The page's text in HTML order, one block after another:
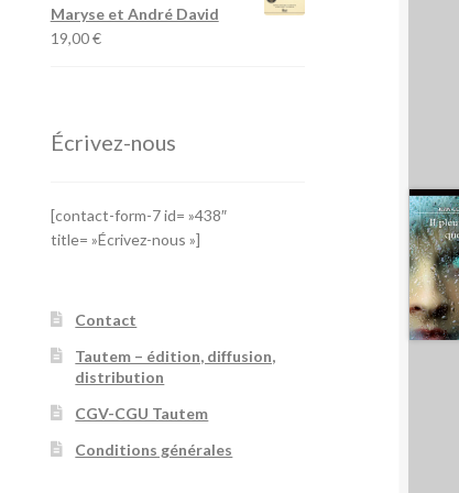
Maryse et André David
19,00€
Écrivez-nous
[contact-form-7 id= »438″
title= »Écrivez-nous »]
Contact
Tautem – édition, diffusion,
distribution
CGV-CGU Tautem
Conditions générales